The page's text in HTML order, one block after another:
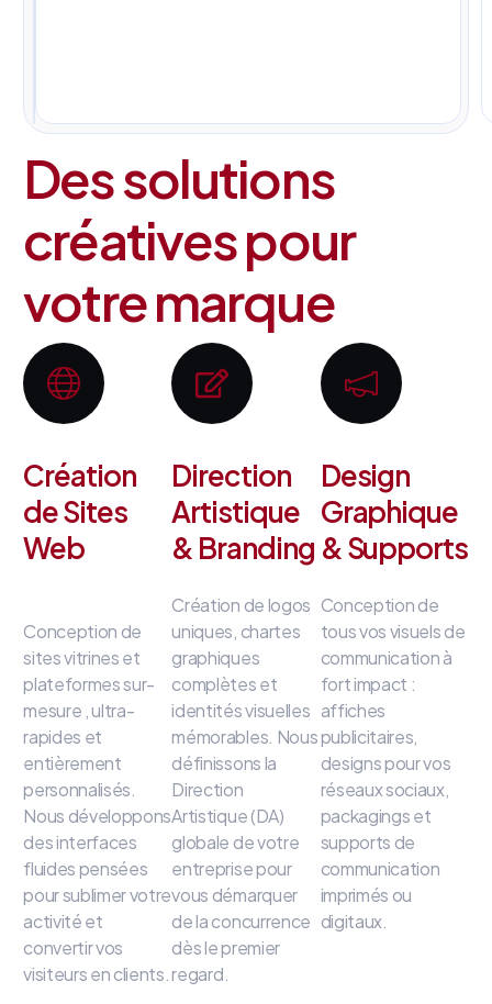
Des solutions
créatives pour
votre marque
Création
de Sites
Web
Conception de
sites vitrines et
plateformes sur-
mesure , ultra-
rapides et
entièrement
personnalisés.
Nous développons
des interfaces
fluidespensées
pour sublimer votre
activité et
convertir vos
visiteurs en clients.
Direction
Artistique
& Branding
Création de logos
uniques, chartes
graphiques
complètes et
identités visuelles
mémorables. Nous
définissons la
Direction
Artistique (DA)
globale de votre
entreprisepour
vous démarquer
de la concurrence
dès le premier
regard.
Design
Graphique
& Supports
Conception de
tous vos visuels de
communication à
fort impact :
affiches
publicitaires,
designs pour vos
réseaux sociaux,
packagings et
supports de
communication
imprimés ou
digitaux.